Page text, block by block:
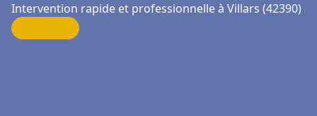
Intervention rapide et professionnelle à Villars (42390)